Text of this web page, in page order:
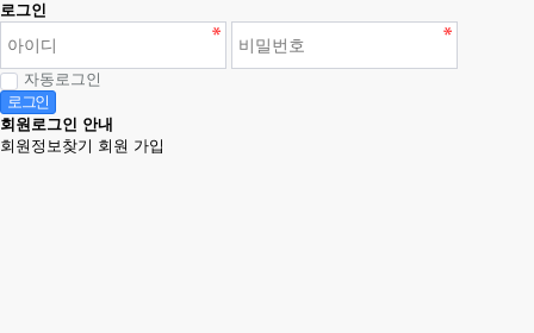
로그인
자동로그인
로그인
회원로그인 안내
회원정보찾기 회원 가입